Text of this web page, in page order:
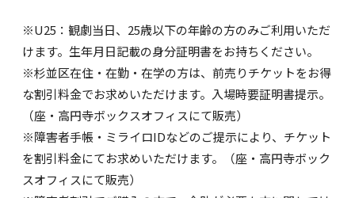
※U25：観劇当日、25歳以下の年齢の方のみご利用いただ
けます。生年月日記載の身分証明書をお持ちください。
※杉並区在住・在勤・在学の方は、前売りチケットをお得
な割引料金でお求めいただけます。入場時要証明書提示。
（座・高円寺ボックスオフィスにて販売）
※障害者手帳・ミライロIDなどのご提示により、チケット
を割引料金にてお求めいただけます。（座・高円寺ボック
スオフィスにて販売）